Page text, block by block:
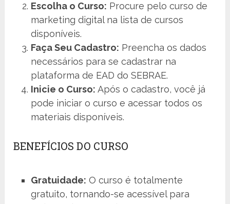
Escolha o Curso: Procure pelo curso de
marketing digital na lista de cursos
disponíveis.
Faça Seu Cadastro: Preencha os dados
necessários para se cadastrar na
plataforma de EAD do SEBRAE.
Inicie o Curso: Após o cadastro, você já
pode iniciar o curso e acessar todos os
materiais disponíveis.
BENEFÍCIOS DO CURSO
Gratuidade: O curso é totalmente
gratuito, tornando-se acessível para